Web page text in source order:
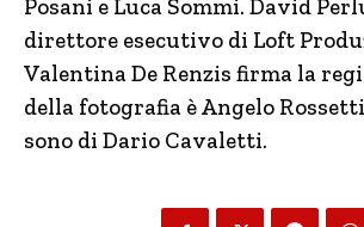
Posani e Luca Sommi. David
direttore esecutivo di Loft
Valentina De Renzis firma la
della fotografia è Angelo Rossetti
sono di Dario Cavaletti.